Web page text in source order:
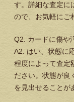
す。詳細な査定に
ので、お気軽にご
Q2. カードに傷や
A2. はい、状態に
程度によって査定
ださい。状態が良
を見出せることが